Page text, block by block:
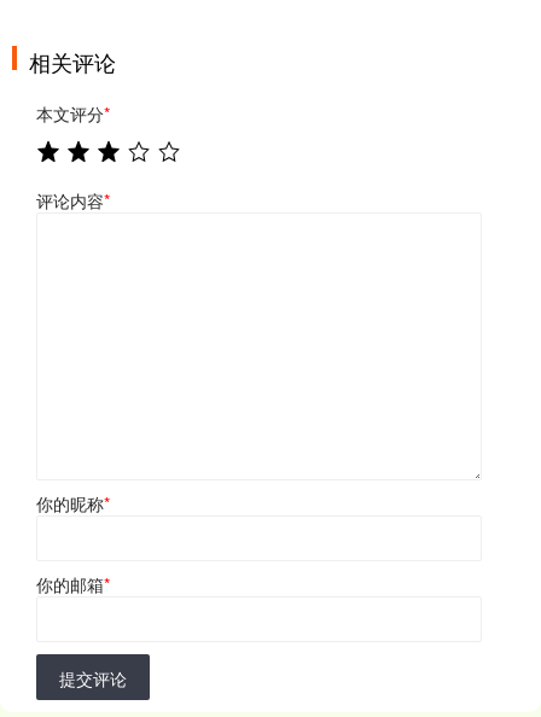
相关评论
本文评分*
评论内容*
你的昵称*
你的邮箱*
提交评论